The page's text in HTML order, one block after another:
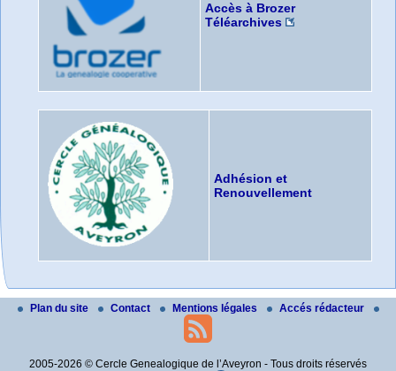
Accès à Brozer
Téléarchives
Adhésion et
Renouvellement
Plan du site Contact Mentions légales Accés rédacteur
2005-2026 © Cercle Genealogique de l’Aveyron - Tous droits réservés